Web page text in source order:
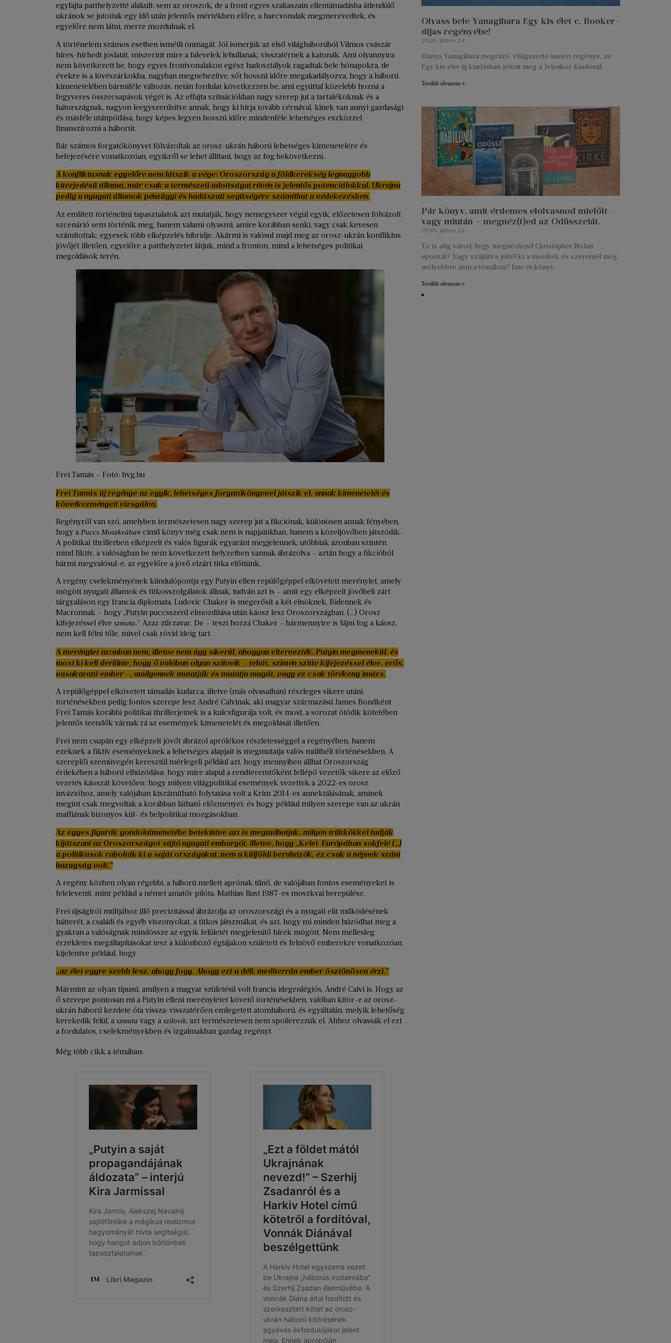
egyfajta patthelyzetté alakult: sem az oroszok, de a front egyes szakaszain ellentámadásba átlendülő
ukránok se jutottak egy idő után jelentős mértékben előre, a harcvonalak megmerevedtek, és
egyelőre nem látni, merre mozdulnak el.
A történelem számos esetben ismétli önmagát. Jól ismerjük az első világháborúból Vilmos császár
híres-hírhedt jóslatát, miszerint mire a falevelek lehullanak, visszatérnek a katonák. Ami olyannyira
nem következett be, hogy egyes frontvonalakon egész hadosztályok ragadtak bele hónapokra, de
évekre is a lövészárkokba, nagyban megnehezítve, sőt hosszú időre megakadályozva, hogy a háború
kimenetelében bármiféle változás, netán fordulat következzen be, ami egyúttal közelebb hozná a
fegyveres összecsapások végét is. Az effajta szituációkban nagy szerep jut a tartalékoknak és a
hátországnak, nagyon leegyszerűsítve annak, hogy ki bírja tovább cérnával, kinek van annyi gazdasági
és másféle utánpótlása, hogy képes legyen hosszú időre mindenféle lehetséges eszközzel
finanszírozni a háborút.
Bár számos forgatókönyvet fölvázoltak az orosz-ukrán háború lehetséges kimenetelére és
befejezésére vonatkozóan, egyikről se lehet állítani, hogy az fog bekövetkezni.
A konfliktusnak egyelőre nem látszik a vége: Oroszország a földkerekség legnagyobb
kiterjedésű állama, már csak a természeti adottságai révén is jelentős potenciálokkal, Ukrajna
pedig a nyugati államok pénzügyi és hadászati segítségére számíthat a védekezésben.
Az említett történelmi tapasztalatok azt mutatják, hogy nemegyszer végül egyik, előzetesen fölvázolt
szcenárió sem történik meg, hanem valami olyasmi, amire korábban senki, vagy csak kevesen
számítottak; egyesek több elképzelés hibridje. Akármi is valósul majd meg az orosz-ukrán konfliktus
jövőjét illetően, egyelőre a patthelyzetet látjuk, mind a fronton, mind a lehetséges politikai
megoldások terén.
Frei Tamás – Fotó: hvg.hu
Frei Tamás új regénye az egyik, lehetséges forgatókönyvvel játszik el, annak kimenetelét és
következményeit vizsgálva.
Regényről van szó, amelyben természetesen nagy szerep jut a fikciónak, különösen annak fényében,
hogy a Puccs Moszkvában című könyv még csak nem is napjainkban, hanem a közeljövőben játszódik.
A politikai thrillerben elképzelt és valós figurák egyaránt megjelennek, utóbbiak azonban szintén
mind fiktív, a valóságban be nem következett helyzetben vannak ábrázolva – aztán hogy a fikcióból
bármi megvalósul-e, az egyelőre a jövő elzárt titka előttünk.
A regény cselekményének kiindulópontja egy Putyin ellen repülőgéppel elkövetett merénylet, amely
mögött nyugati államok és titkosszolgálatok állnak, tudván azt is – amit egy elképzelt jövőbeli zárt
tárgyaláson egy francia diplomata, Ludovic Chaker is megerősít a két elnöknek, Bidennek és
Macronnak – hogy „Putyin puccsszerű elmozdítása után káosz lesz Oroszországban. (…) Orosz
kifejezéssel élve szmuta.” Azaz zűrzavar. De – teszi hozzá Chaker – bármennyire is fájni fog a káosz,
nem kell félni tőle, mivel csak rövid ideig tart.
A merénylet azonban nem, illetve nem úgy sikerül, ahogyan eltervezték. Putyin megmenekül, és
most ki kell derülnie, hogy ő valóban olyan szilovik – tehát, szintén szláv kifejezéssel élve, erős,
vasakaratú ember –, amilyennek mutatják és mutatja magát, vagy ez csak törékeny imázs.
A repülőgéppel elkövetett támadás kudarca, illetve (más olvasatban) részleges sikere utáni
történésekben pedig fontos szerepe lesz André Calvinak, aki magyar származású James Bondként
Frei Tamás korábbi politikai thrillerjeinek is a kulcsfigurája volt, és most, a sorozat ötödik kötetében
jelentős teendők várnak rá az események kimenetelét és megoldását illetően.
Frei nem csupán egy elképzelt jövőt ábrázol aprólékos részletességgel a regényében, hanem
ezeknek a fiktív eseményeknek a lehetséges alapjait is megmutatja valós múltbéli történésekben. A
szereplői szemüvegén keresztül mérlegeli például azt, hogy mennyiben állhat Oroszország
érdekében a háború elhúzódása; hogy mire alapul a rendteremtőként fellépő vezetők sikere az előző
vezetés káoszát követően; hogy milyen világpolitikai események vezettek a 2022-es orosz
invázióhoz, amely valójában kiszámítható folytatása volt a Krím 2014-es annektálásának, aminek
megint csak megvoltak a korábban látható előzményei; és hogy például milyen szerepe van az ukrán
maffiának bizonyos kül- és belpolitikai mozgásokban.
Az egyes figurák gondolatmenetébe betekintve azt is megtudhatjuk, milyen trükkökkel tudják
kijátszani az Oroszországot sújtó nyugati embargót, illetve, hogy „Kelet-Európában sokfelé (…)
a politikusok rabolták ki a saját országukat, nem a külföldi beruházók, ez csak a népnek szánt
hazugság volt.”
A regény közben olyan régebbi, a háború mellett aprónak tűnő, de valójában fontos eseményeket is
felelevenít, mint például a német amatőr pilóta, Mathias Rust 1987-es moszkvai berepülése.
Frei újságírói múltjához illő precizitással ábrázolja az oroszországi és a nyugati elit működésének
hátterét, a családi és egyéb viszonyokat, a titkos játszmákat, és azt, hogy mi minden húzódhat meg a
gyakran a valóságnak mindössze az egyik felületét megjelenítő hírek mögött. Nem mellesleg
érzékletes megállapításokat tesz a különböző égtájakon született és felnövő emberekre vonatkozóan,
kijelentve például, hogy
„az élet egyre szebb lesz, ahogy fogy. Ahogy ezt a déli, mediterrán ember ösztönösen érzi.”
Mármint az olyan típusú, amilyen a magyar születésű volt francia idegenlégiós, André Calvi is. Hogy az
ő szerepe pontosan mi a Putyin elleni merényletet követő történésekben, valóban kitör-e az orosz-
ukrán háború kezdete óta vissza-visszatérően emlegetett atomháború, és egyáltalán, melyik lehetőség
kerekedik felül, a szmuta vagy a szilovik, azt természetesen nem spoilerezzük el. Ahhoz olvassák el ezt
a fordulatos, cselekményekben és izgalmakban gazdag regényt.
Még több cikk a témában:
Olvass bele Yanagihara Egy kis élet c. Booker-
díjas regényébe!
2026. július 24.
Hanya Yanagihara megrázó, világszerte ismert regénye, az
Egy kis élet új kiadásban jelent meg a Jelenkor Kiadónál.
Tovább olvasom »
Pár könyv, amit érdemes elolvasnod mielőtt –
vagy miután – megnéz(t)ed az Odüsszeiát.
2026. július 22.
Te is alig várod, hogy megnézhesd Christopher Nolan
eposzát? Vagy szájtátva jöttél ki a moziból, és szeretnél még
mélyebbre ásni a témában? Íme öt könyv,
Tovább olvasom »